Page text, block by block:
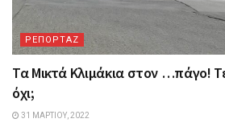
ΡΕΠΟΡΤΑΖ
Τα Mικτά Kλιμάκια στον …πάγο!
όχι;
31 ΜΑΡΤΊΟΥ, 2022